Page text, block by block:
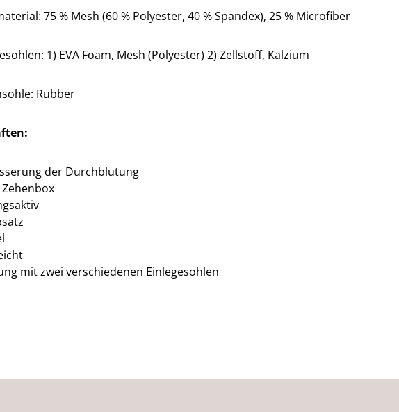
75 % Mesh (60 % Polyester, 40 % Spandex), 25 % Microfiber
1) EVA Foam, Mesh (Polyester) 2) Zellstoff, Kalzium
Rubber
der Durchblutung
mit zwei verschiedenen Einlegesohlen